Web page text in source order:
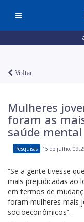
Voltar
Mulheres
foram as
saúde
Pesquisas 15 de julho,
“Se a gente tivesse
mais prejudicadas ao
em termos de
foram mulheres mais
socioeconômicos”.